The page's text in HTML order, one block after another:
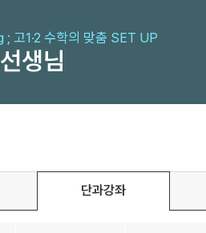
고1·2 수학의 맞춤 SET UP
생님
단과강좌